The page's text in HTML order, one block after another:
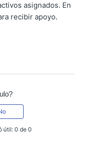
asignados. En
recibir apoyo.
útil: 0 de 0